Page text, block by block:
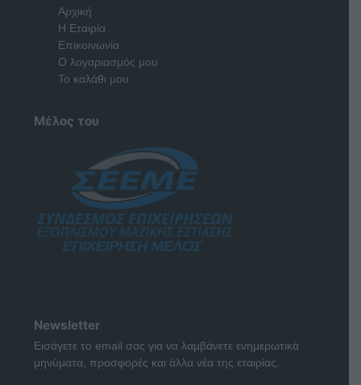
Αρχική
Η Εταιρία
Επικοινωνία
Ο λογαριασμός μου
Το καλάθι μου
Μέλος του
Newsletter
Εισάγετε το email σας για να λαμβάνετε ενημερωτικά
μηνύματα, προσφορές και άλλα νέα της εταιρίας.